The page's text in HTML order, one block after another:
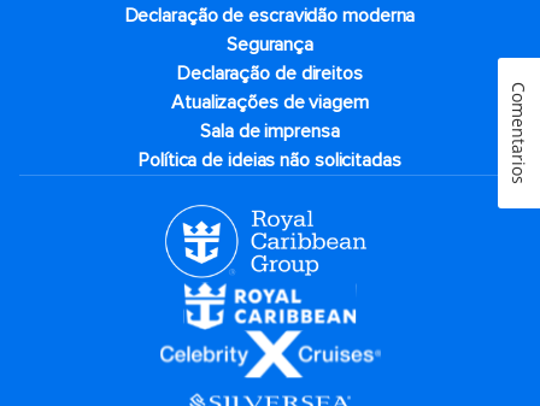
Declaração de escravidão moderna
Segurança
Declaração de direitos
Atualizações de viagem
Sala de imprensa
Política de ideias não solicitadas
Comentarios